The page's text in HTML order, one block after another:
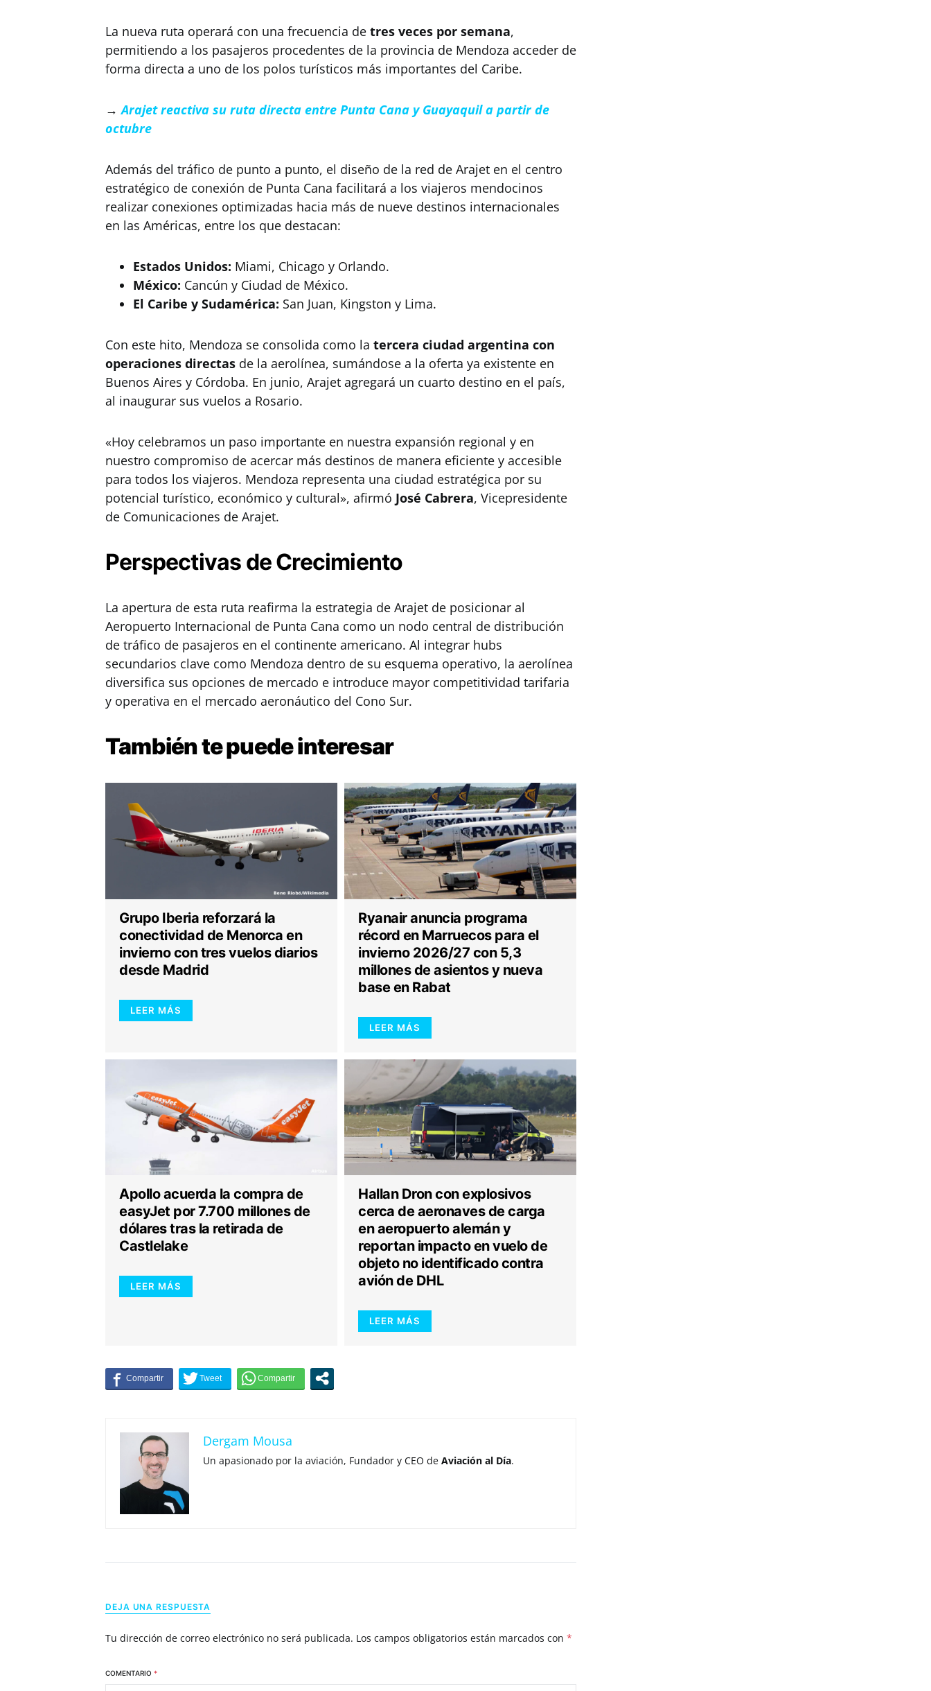
La nueva ruta operará con una frecuencia de tres veces por semana,
permitiendo a los pasajeros procedentes de la provincia de Mendoza acceder de
forma directa a uno de los polos turísticos más importantes del Caribe.
→Arajet reactiva su ruta directa entre Punta Cana y Guayaquil a partir de
octubre
Además del tráfico de punto a punto, el diseño de la red de Arajet en el centro
estratégico de conexión de Punta Cana facilitará a los viajeros mendocinos
realizar conexiones optimizadas hacia más de nueve destinos internacionales
en las Américas, entre los que destacan:
Estados Unidos: Miami, Chicago y Orlando.
México: Cancún y Ciudad de México.
El Caribe y Sudamérica: San Juan, Kingston y Lima.
Con este hito, Mendoza se consolida como la tercera ciudad argentina con
operaciones directas de la aerolínea, sumándose a la oferta ya existente en
Buenos Aires y Córdoba. En junio, Arajet agregará un cuarto destino en el país,
al inaugurar sus vuelos a Rosario.
«Hoy celebramos un paso importante en nuestra expansión regional y en
nuestro compromiso de acercar más destinos de manera eficiente y accesible
para todos los viajeros. Mendoza representa una ciudad estratégica por su
potencial turístico, económico y cultural», afirmó José Cabrera, Vicepresidente
de Comunicaciones de Arajet.
Perspectivas de Crecimiento
La apertura de esta ruta reafirma la estrategia de Arajet de posicionar al
Aeropuerto Internacional de Punta Cana como un nodo central de distribución
de tráfico de pasajeros en el continente americano. Al integrar hubs
secundarios clave como Mendoza dentro de su esquema operativo, la aerolínea
diversifica sus opciones de mercado e introduce mayor competitividad tarifaria
y operativa en el mercado aeronáutico del Cono Sur.
También te puedeinteresar
Grupo Iberia reforzará la
conectividad de Menorca en
invierno con tres vuelos diarios
desde Madrid
LEER MÁS
Ryanair anuncia programa
récord en Marruecos para el
invierno 2026/27 con 5,3
millones de asientos y nueva
base en Rabat
LEER MÁS
Apollo acuerda la compra de
easyJet por 7.700 millones de
dólares tras la retirada de
Castlelake
LEER MÁS
Hallan Dron con explosivos
cerca de aeronaves de carga
en aeropuerto alemán y
reportan impacto en vuelo de
objeto no identificado contra
avión de DHL
LEER MÁS
Dergam Mousa
Un apasionado por la aviación, Fundador y CEO de Aviación al Día.
DEJA UNA RESPUESTA
Tu dirección de correo electrónico no será publicada. Los campos obligatorios están marcados con *
COMENTARIO *